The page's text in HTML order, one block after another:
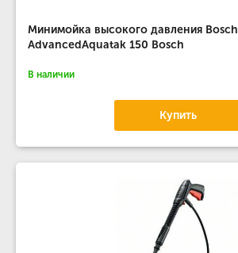
Минимойка высокого давления Bosch
AdvancedAquatak 150 Bosch
В наличии
Купить